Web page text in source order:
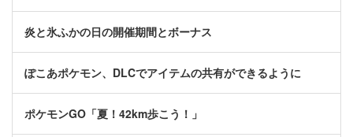
炎と氷ふかの日の開催期間とボーナス
ぽこあポケモン、DLCでアイテムの共有ができるように
ポケモンGO「夏！42km歩こう！」